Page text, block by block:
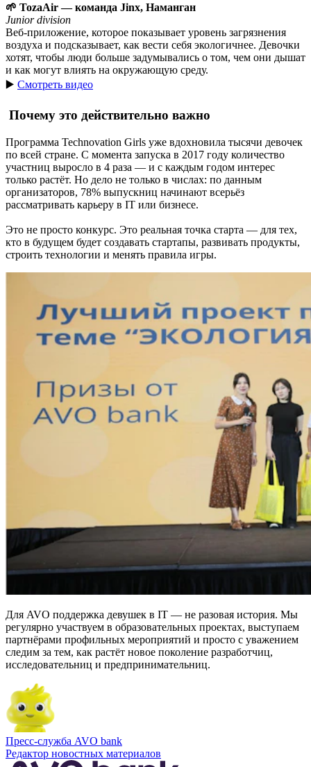
🌱 TozaAir — команда Jinx, Наманган
Junior division
Веб-приложение, которое показывает уровень загрязнения
воздуха и подсказывает, как вести себя экологичнее. Девочки
хотят, чтобы люди больше задумывались о том, чем они дышат
и как могут влиять на окружающую среду.
▶️ Смотреть видео
Почему это действительно важно
Программа Technovation Girls уже вдохновила тысячи девочек
по всей стране. С момента запуска в 2017 году количество
участниц выросло в 4 раза — и с каждым годом интерес
только растёт. Но дело не только в числах: по данным
организаторов, 78% выпускниц начинают всерьёз
рассматривать карьеру в IT или бизнесе.
Это не просто конкурс. Это реальная точка старта — для тех,
кто в будущем будет создавать стартапы, развивать продукты,
строить технологии и менять правила игры.
Для AVO поддержка девушек в IT — не разовая история. Мы
регулярно участвуем в образовательных проектах, выступаем
партнёрами профильных мероприятий и просто с уважением
следим за тем, как растёт новое поколение разработчиц,
исследовательниц и предпринимательниц.
Пресс-служба AVO bank
Редактор новостных материалов